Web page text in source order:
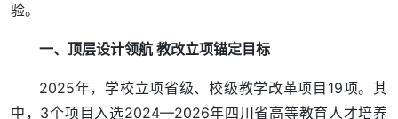
验。
一、顶层设计领航 教改立项锚定目标
2025年，学校立项省级、校级教学改革项目19项。其
中，3个项目入选2024—2026年四川省高等教育人才培养